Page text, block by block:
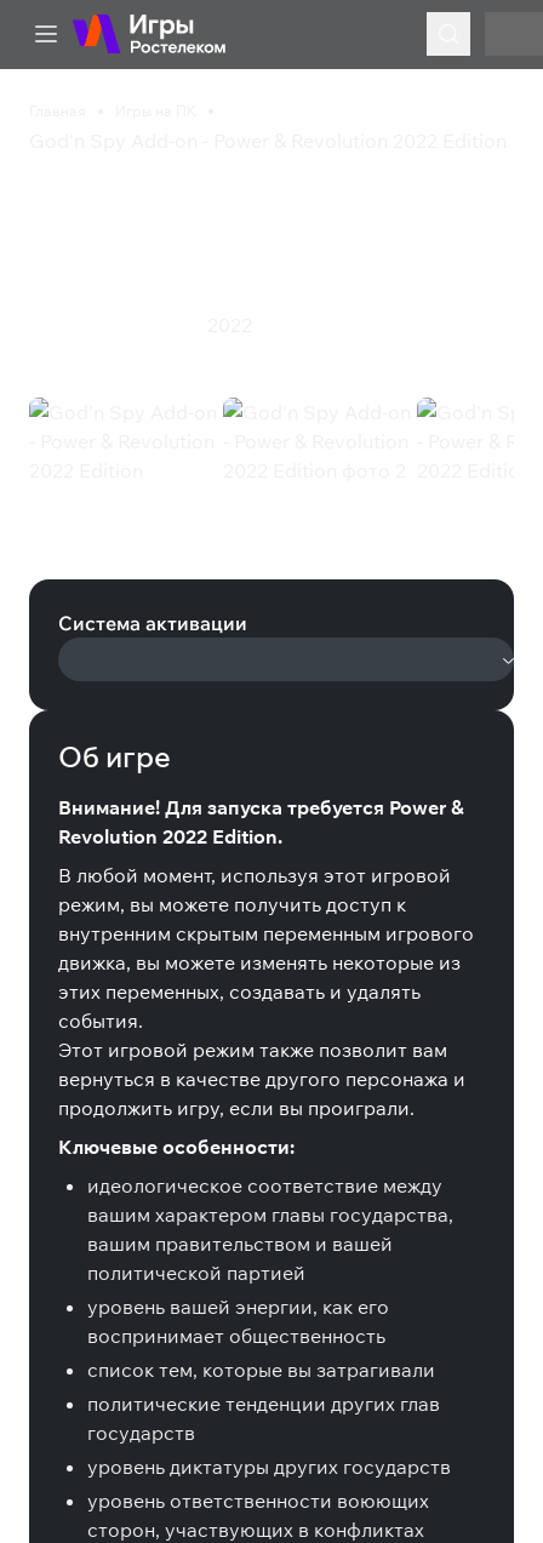
Система активации
Об игре
Внимание! Для запуска требуется Power &
Revolution 2022 Edition.
В любой момент, используя этот игровой
режим, вы можете получить доступ к
внутренним скрытым переменным игрового
движка, вы можете изменять некоторые из
этих переменных, создавать и удалять
события.
Этот игровой режим также позволит вам
вернуться в качестве другого персонажа и
продолжить игру, если вы проиграли.
Ключевые особенности:
идеологическое соответствие между
вашим характером главы государства,
вашим правительством и вашей
политической партией
уровень вашей энергии, как его
воспринимает общественность
список тем, которые вы затрагивали
политические тенденции других глав
государств
уровень диктатуры других государств
уровень ответственности воюющих
сторон, участвующих в конфликтах